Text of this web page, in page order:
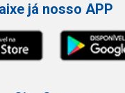
já nosso APP